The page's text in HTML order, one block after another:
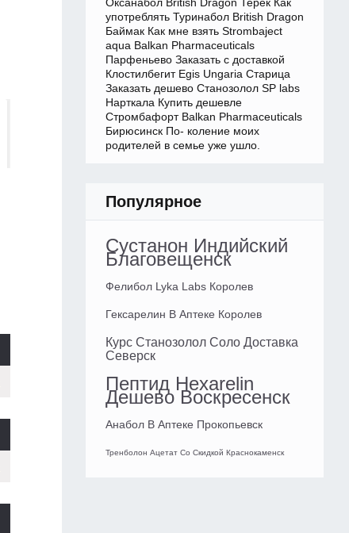
Оксанабол British Dragon Терек Как
употреблять Туринабол British Dragon
Баймак Как мне взять Strombaject
aqua Balkan Pharmaceuticals
Парфеньево Заказать с доставкой
Клостилбегит Egis Ungaria Старица
Заказать дешево Станозолол SP labs
Нарткала Купить дешевле
Стромбафорт Balkan Pharmaceuticals
Бирюсинск По- коление моих
родителей в семье уже ушло.
Популярное
Сустанон Индийский
Благовещенск
Фелибол Lyka Labs Королев
Гексарелин В Аптеке Королев
Курс Станозолол Соло Доставка
Северск
Пептид Hexarelin
Дешево Воскресенск
Анабол В Аптеке Прокопьевск
Тренболон Ацетат Со Скидкой Краснокаменск